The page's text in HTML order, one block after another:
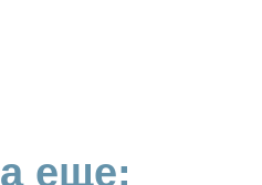
а еще: